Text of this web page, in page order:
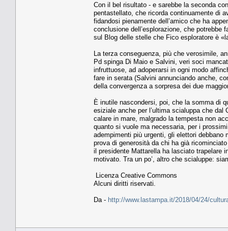
Con il bel risultato - e sarebbe la seconda
pentastellato, che ricorda continuamente di
fidandosi pienamente dell’amico che ha
conclusione dell’esplorazione, che
sul Blog delle stelle che Fico esploratore è
La terza conseguenza, più che verosimile,
Pd spinga Di Maio e Salvini, veri soci
infruttuose, ad adoperarsi in ogni modo
fare in serata (Salvini annunciando anche,
della convergenza a sorpresa dei due
È inutile nascondersi, poi, che la somma di
esiziale anche per l’ultima scialuppa che
calare in mare, malgrado la tempesta non
quanto si vuole ma necessaria, per i
adempimenti più urgenti, gli elettori
prova di generosità da chi ha già
il presidente Mattarella ha lasciato trapelare
motivato. Tra un po’, altro che scialuppe:
Licenza Creative Commons
Alcuni diritti riservati.
Da - http://www.lastampa.it/2018/04/24/